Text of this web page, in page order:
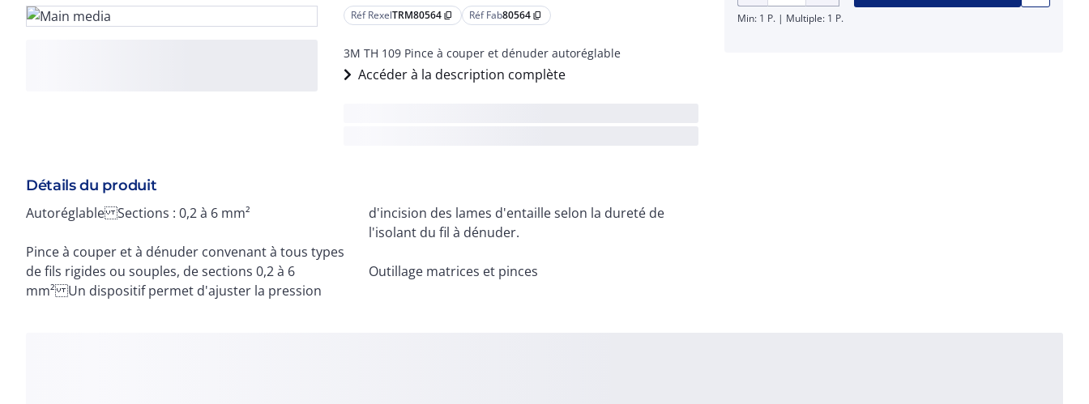
Réf RexelTRM80564 content_copy Réf Fab80564 content_copy
3M TH 109 Pince à couper et dénuder autoréglable
Accéder à la description complète
Détails du produit
Autoréglable Sections : 0,2 à 6 mm²
Pince à couper et à dénuder convenant à tous types
de fils rigides ou souples, de sections 0,2 à 6
mm² Un dispositif permet d'ajuster la pression
d'incision des lames d'entaille selon la dureté de
l'isolant du fil à dénuder.
Outillage matrices et pinces
Min: 1 P. | Multiple: 1 P.